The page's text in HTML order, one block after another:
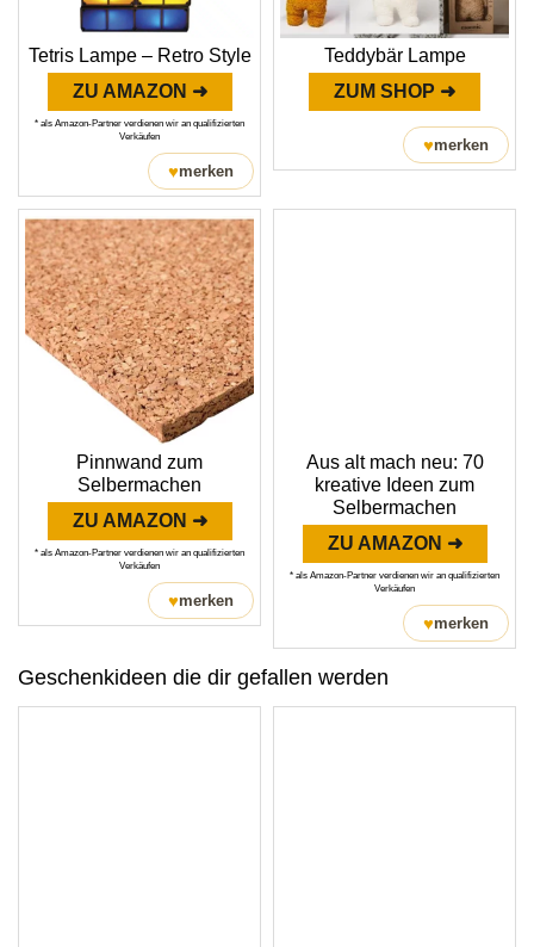
Tetris Lampe – Retro Style
ZU AMAZON ➜
* als Amazon-Partner verdienen wir an qualifizierten
Verkäufen
♥merken
Teddybär Lampe
ZUM SHOP ➜
♥merken
Pinnwand zum
Selbermachen
ZU AMAZON ➜
* als Amazon-Partner verdienen wir an qualifizierten
Verkäufen
♥merken
Aus alt mach neu: 70
kreative Ideen zum
Selbermachen
ZU AMAZON ➜
* als Amazon-Partner verdienen wir an qualifizierten
Verkäufen
♥merken
Geschenkideen die dir gefallen werden